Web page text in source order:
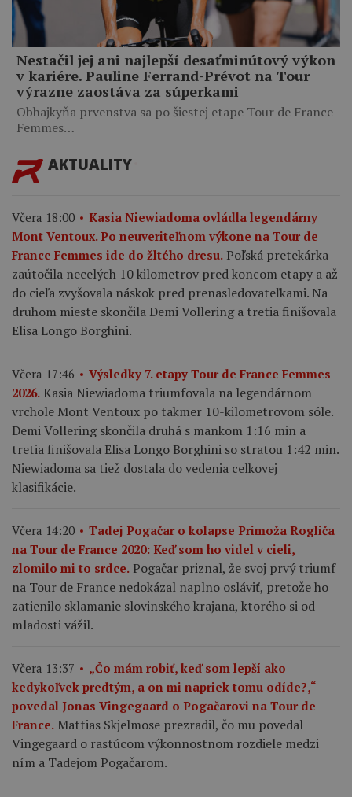
Nestačil jej ani najlepší desaťminútový výkon
v kariére. Pauline Ferrand-Prévot na Tour
výrazne zaostáva za súperkami
Obhajkyňa prvenstva sa po šiestej etape Tour de France
Femmes…
AKTUALITY
Včera 18:00
Kasia Niewiadoma ovládla legendárny
Mont Ventoux. Po neuveriteľnom výkone na Tour de
France Femmes ide do žltého dresu. Poľská pretekárka
zaútočila necelých 10 kilometrov pred koncom etapy a až
do cieľa zvyšovala náskok pred prenasledovateľkami. Na
druhom mieste skončila Demi Vollering a tretia finišovala
Elisa Longo Borghini.
Včera 17:46
Výsledky 7. etapy Tour de France Femmes
2026. Kasia Niewiadoma triumfovala na legendárnom
vrchole Mont Ventoux po takmer 10-kilometrovom sóle.
Demi Vollering skončila druhá s mankom 1:16 min a
tretia finišovala Elisa Longo Borghini so stratou 1:42 min.
Niewiadoma sa tiež dostala do vedenia celkovej
klasifikácie.
Včera 14:20
Tadej Pogačar o kolapse Primoža Rogliča
na Tour de France 2020: Keď som ho videl v cieli,
zlomilo mi to srdce. Pogačar priznal, že svoj prvý triumf
na Tour de France nedokázal naplno osláviť, pretože ho
zatienilo sklamanie slovinského krajana, ktorého si od
mladosti vážil.
Včera 13:37
„Čo mám robiť, keď som lepší ako
kedykoľvek predtým, a on mi napriek tomu odíde?,“
povedal Jonas Vingegaard o Pogačarovi na Tour de
France. Mattias Skjelmose prezradil, čo mu povedal
Vingegaard o rastúcom výkonnostnom rozdiele medzi
ním a Tadejom Pogačarom.